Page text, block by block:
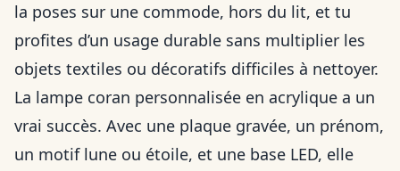
la poses sur une commode, hors du lit, et tu
profites d’un usage durable sans multiplier les
objets textiles ou décoratifs difficiles à nettoyer.
La lampe coran personnalisée en acrylique a un
vrai succès. Avec une plaque gravée, un prénom,
un motif lune ou étoile, et une base LED, elle